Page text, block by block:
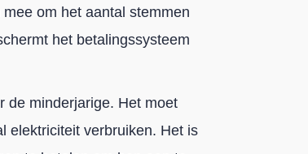
om het aantal stemmen
het betalingssysteem
de minderjarige. Het moet
elektriciteit verbruiken. Het is